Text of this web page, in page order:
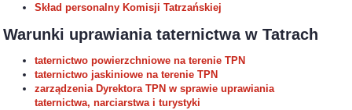
Skład personalny Komisji Tatrzańskiej
Warunki uprawiania taternictwa w Tatrach
taternictwo powierzchniowe na terenie TPN
taternictwo jaskiniowe na terenie TPN
zarządzenia Dyrektora TPN w sprawie uprawiania
taternictwa, narciarstwa i turystyki